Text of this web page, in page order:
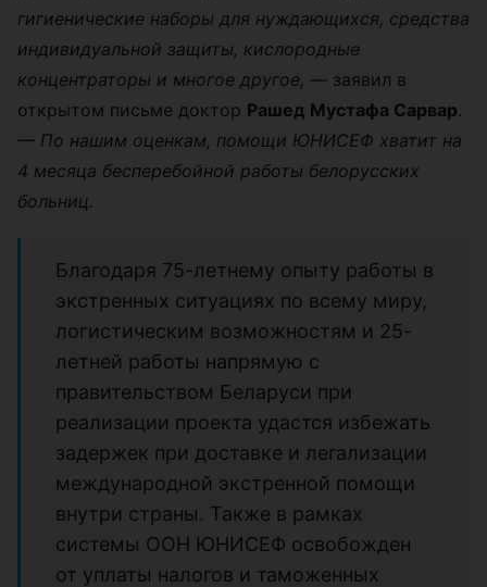
гигиенические наборы для нуждающихся, средства
индивидуальной защиты, кислородные
концентраторы и многое другое, — заявил в
открытом письме доктор Рашед Мустафа Сарвар.
— По нашим оценкам, помощи ЮНИСЕФ хватит на
4 месяца бесперебойной работы белорусских
больниц.
Благодаря 75-летнему опыту работы в
экстренных ситуациях по всему миру,
логистическим возможностям и 25-
летней работы напрямую с
правительством Беларуси при
реализации проекта удастся избежать
задержек при доставке и легализации
международной экстренной помощи
внутри страны. Также в рамках
системы ООН ЮНИСЕФ освобожден
от уплаты налогов и таможенных